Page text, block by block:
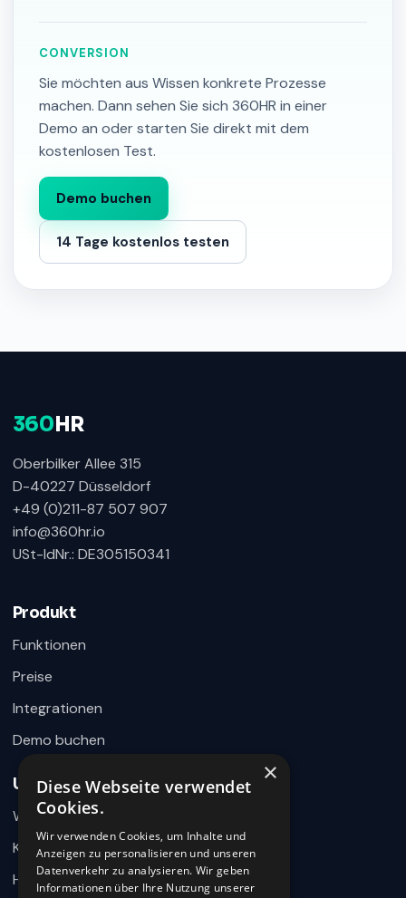
CONVERSION
Sie möchten aus Wissen konkrete Prozesse
machen. Dann sehen Sie sich 360HR in einer
Demo an oder starten Sie direkt mit dem
kostenlosen Test.
Demo buchen
14 Tage kostenlos testen
360 HR
Oberbilker Allee 315
D-40227 Düsseldorf
+49 (0)211-87 507 907
info@360hr.io
USt-IdNr.: DE305150341
Produkt
Funktionen
Preise
Integrationen
Demo buchen
Unternehmen
Warum 360HR
Kontakt
Hilfecenter
360HR Chat
Wie können wir helfen?
hier im Chat zurück.
×
Diese Webseite verwendet
Cookies.
Wir verwenden Cookies, um Inhalte und
Anzeigen zu personalisieren und unseren
Datenverkehr zu analysieren. Wir geben
Informationen über Ihre Nutzung unserer